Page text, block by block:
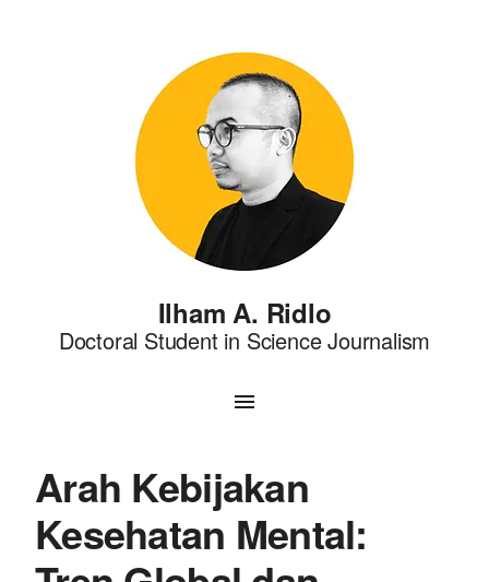
Ilham A. Ridlo
Doctoral Student in Science Journalism
Arah Kebijakan
Kesehatan Mental: